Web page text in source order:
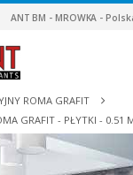
ANT BM - MROWKA -
ROMA GRAFIT
GRAFIT - PŁYTKI - 0.51